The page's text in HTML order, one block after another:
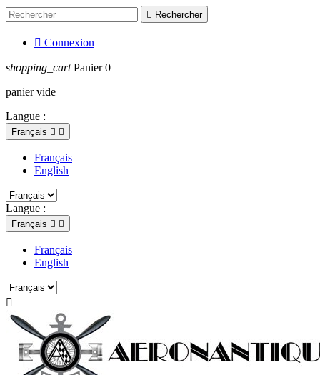
 Rechercher
 Connexion
shopping_cart Panier 0
panier vide
Langue :
Français  
Français
English
Langue :
Français  
Français
English
